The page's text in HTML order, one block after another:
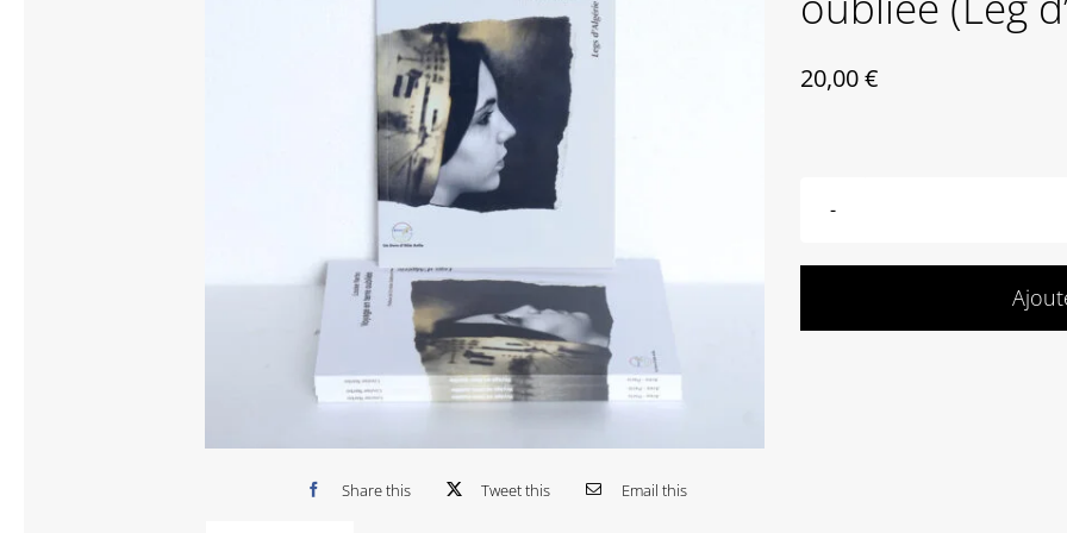
Share this Tweet this Email this
20,00€